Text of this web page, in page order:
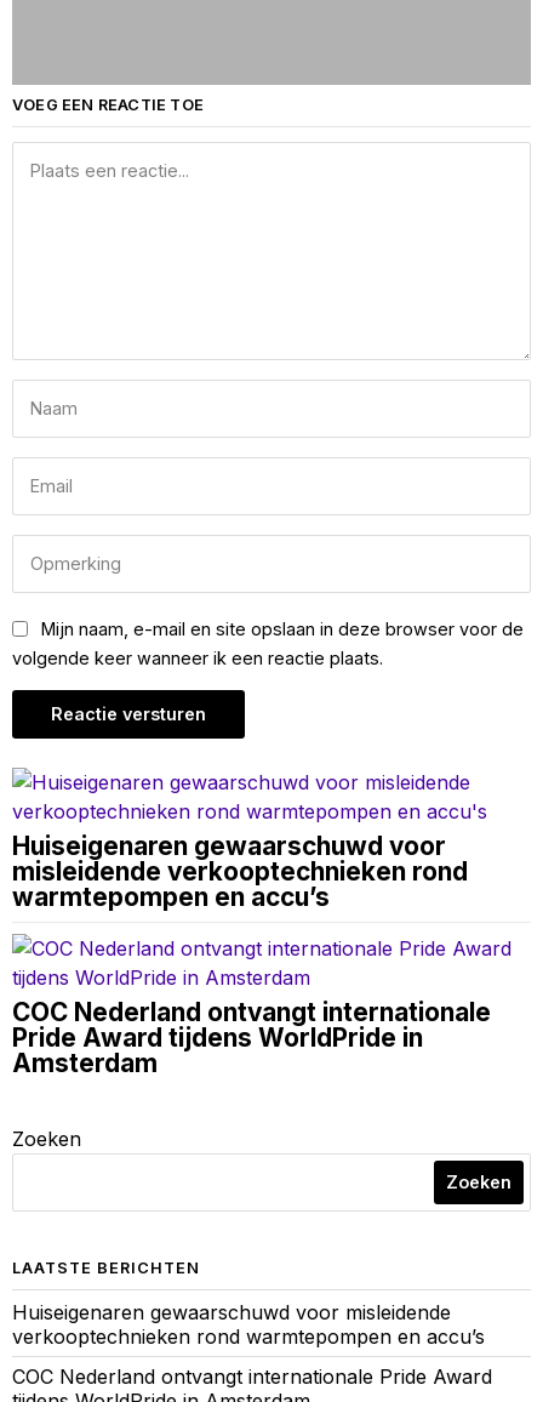
VOEG EEN REACTIE TOE
Mijn naam, e-mail en site opslaan in deze browser voor de
volgende keer wanneer ik een reactie plaats.
Huiseigenaren gewaarschuwd voor
misleidende verkooptechnieken rond
warmtepompen en accu’s
COC Nederland ontvangt internationale
Pride Award tijdens WorldPride in
Amsterdam
Zoeken
Zoeken
LAATSTE BERICHTEN
Huiseigenaren gewaarschuwd voor misleidende
verkooptechnieken rond warmtepompen en accu’s
COC Nederland ontvangt internationale Pride Award